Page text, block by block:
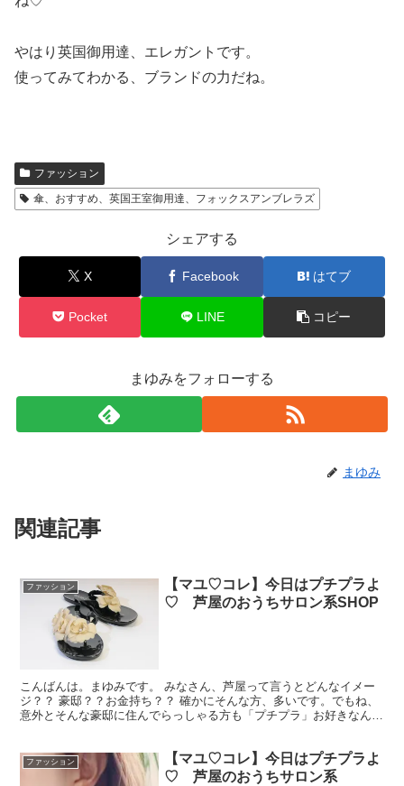
やはり英国御用達、エレガントです。
使ってみてわかる、ブランドの力だね。
ファッション
傘、おすすめ、英国王室御用達、フォックスアンブレラズ
シェアする
X Facebook はてブ
Pocket LINE コピー
まゆみをフォローする
まゆみ
関連記事
ファッション
【マユ♡コレ】今日はプチプラよ
♡ 芦屋のおうちサロン系SHOP
こんばんは。まゆみです。 みなさん、芦屋って言うとどんなイメー
ジ？？ 豪邸？？お金持ち？？ 確かにそんな方、多いです。でもね、
意外とそんな豪邸に住んでらっしゃる方も「プチプラ」お好きなんで
ファッション
【マユ♡コレ】今日はプチプラよ
♡ 芦屋のおうちサロン系